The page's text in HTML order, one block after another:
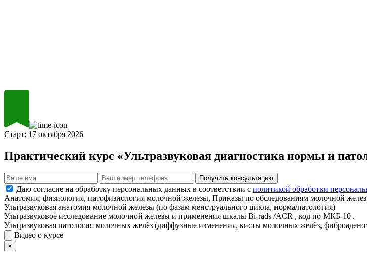
Старт: 17 октября 2026
Практический курс «Ультразвуковая диагностика нормы и
Получить консультацию
Даю согласие на обработку персональных данных в соответствии с политикой обработки
Анатомия, физиология, патофизиология молочной железы, Приказы по обследованиям молочной
Ультразвуковая анатомия молочной железы (по фазам менструального цикла, норма/патология)
Ультразвуковое исследование молочной железы и применения шкалы Bi-rads /ACR , код по МКБ-10 .
Ультразвуковая патология молочных желёз (диффузные изменения, кисты молочных желёз,
Видео о курсе
×